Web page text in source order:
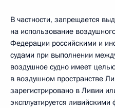
В частности, запрещается
на использование
Федерации российскими и
судами при выполнении
воздушное судно имеет
в воздушном пространстве
зарегистрировано в Ливии
эксплуатируется